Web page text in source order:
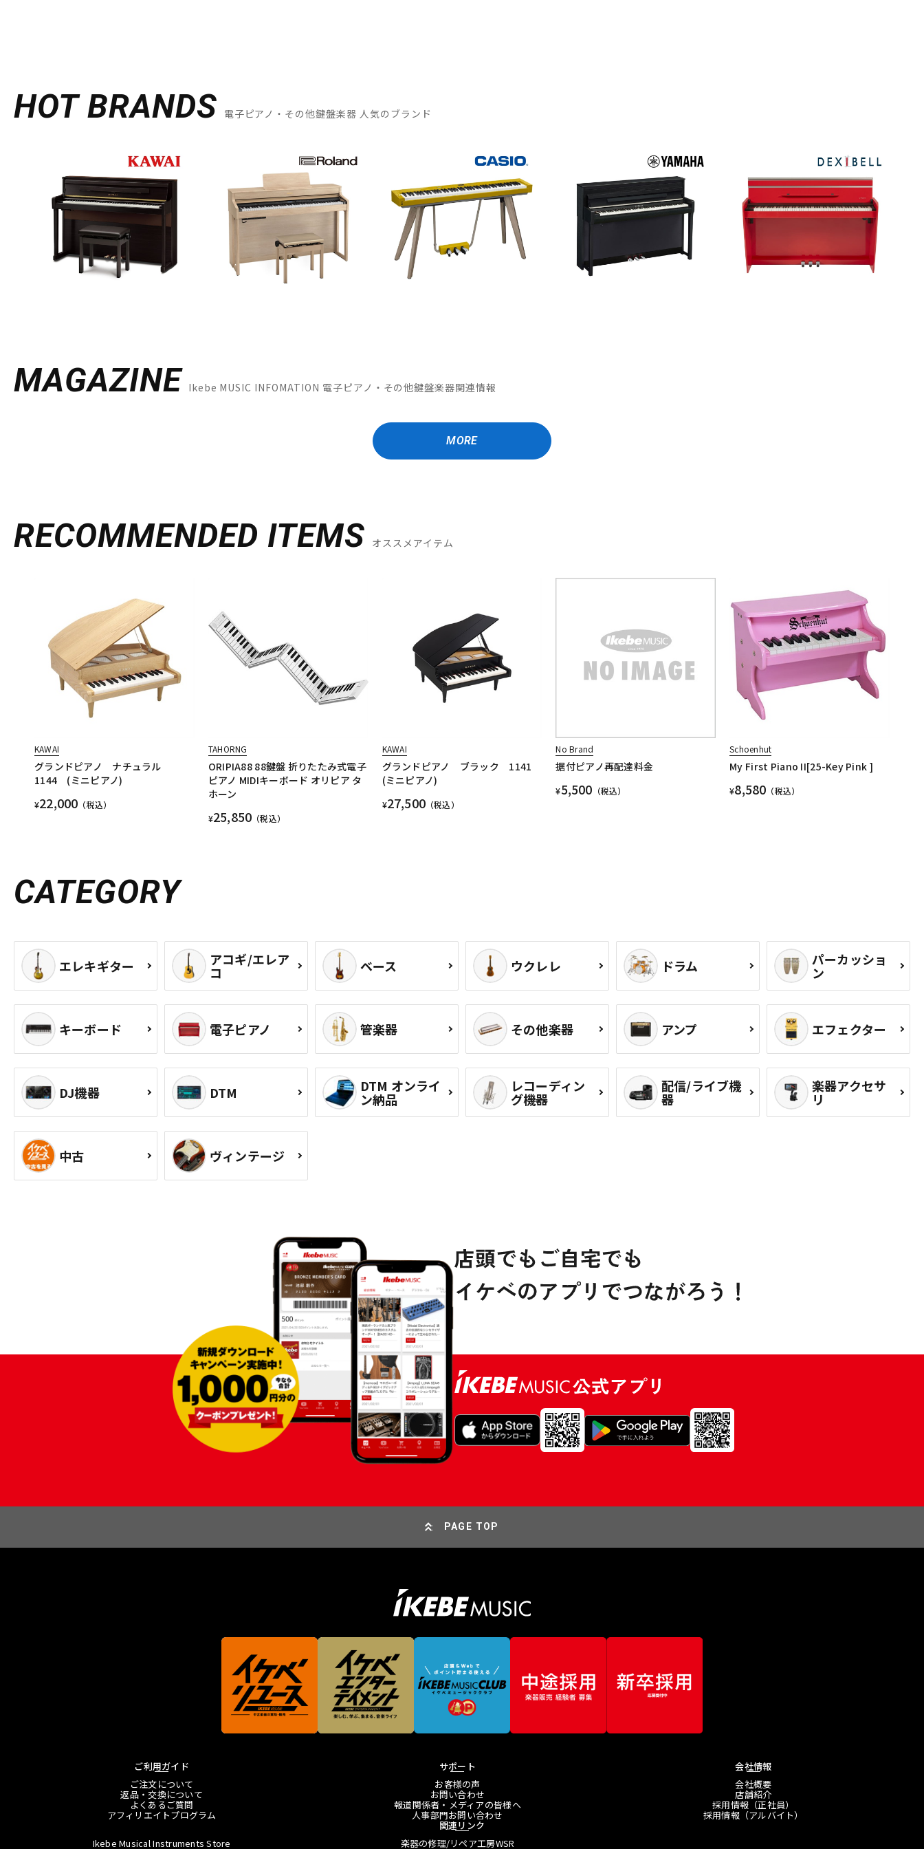
HOT BRANDS 電子ピアノ・その他鍵盤楽器 人気のブランド
MAGAZINE Ikebe MUSIC INFOMATION 電子ピアノ・その他鍵盤楽器関連情報
MORE
RECOMMENDED ITEMS オススメアイテム
KAWAI
グランドピアノ ナチュラル
1144 (ミニピアノ)
¥22,000 （税込）
TAHORNG
ORIPIA88 88鍵盤 折りたたみ式電子
ピアノ MIDIキーボード オリピア タ
ホーン
¥25,850 （税込）
KAWAI
グランドピアノ ブラック 1141
(ミニピアノ)
¥27,500 （税込）
No Brand
据付ピアノ再配達料金
¥5,500 （税込）
Schoenhut
My First Piano II[25-Key Pink ]
¥8,580 （税込）
CATEGORY
エレキギター アコギ/エレア
コ ベース ウクレレ ドラム パーカッショ
ン
キーボード 電子ピアノ 管楽器 その他楽器 アンプ エフェクター
DJ機器 DTM DTM オンライ
ン納品
レコーディン
グ機器
配信/ライブ機
器
楽器アクセサ
リ
中古 ヴィンテージ
PAGE TOP
ご利用ガイド
ご注文について
返品・交換について
よくあるご質問
アフィリエイトプログラム
サポート
お客様の声
お問い合わせ
報道関係者・メディアの皆様へ
人事部門お問い合わせ
会社情報
会社概要
店舗紹介
採用情報（正社員）
採用情報（アルバイト）
関連リンク
Ikebe Musical Instruments Store
楽器の修理/リペア工房WSR